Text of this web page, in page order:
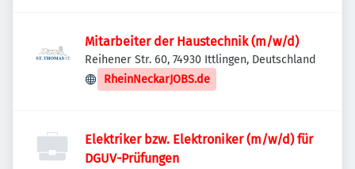
Mitarbeiter der Haustechnik (m/w/d)
Reihener Str. 60, 74930 Ittlingen, Deutschland
RheinNeckarJOBS.de
Elektriker bzw. Elektroniker (m/w/d) für
DGUV-Prüfungen